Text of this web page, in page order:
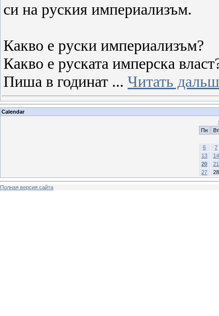
си на руския империализъм.
Какво е руски империализъм?
Какво е руската имперска
Пиша в годинат ... Читать
Calendar
Пн
Вт
6
7
13
14
20
21
27
28
Полная версия сайта